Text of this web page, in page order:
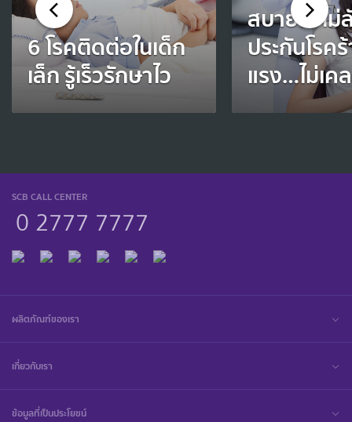
6 โรคติดต่อในเด็ก
เล็ก รู้เร็วรักษาไว
สบายใจ ไม่
ประกันโรค
แรง…ไม่เ
SCB CALL CENTER
0 2777 7777
ผลิตภัณฑ์ของเรา
เกี่ยวกับเรา
ข้อมูลที่เป็นประโยชน์